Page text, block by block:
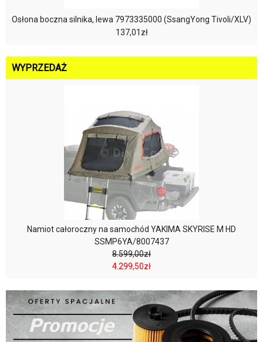
Osłona boczna silnika, lewa 7973335000 (SsangYong Tivoli/XLV)
137,01zł
WYPRZEDAŻ
Namiot całoroczny na samochód YAKIMA SKYRISE M HD
SSMP6YA/8007437
8.599,00zł
4.299,50zł